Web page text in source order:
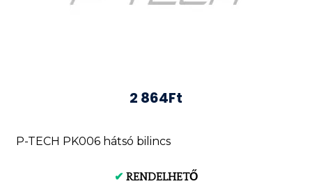
2 864Ft
P-TECH PK006 hátsó bilincs
✔ RENDELHETŐ